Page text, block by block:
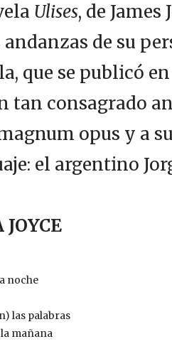
Ulises, de James
de su
que se publicó
tan consagrado
opus y a
el argentino
noche
las palabras
mañana